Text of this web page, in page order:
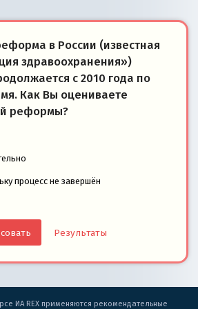
в России (известная
здравоохранения»)
с 2010 года по
Как Вы оцениваете
реформы?
процесс не завершён
Результаты
ИА REX применяются рекомендательные